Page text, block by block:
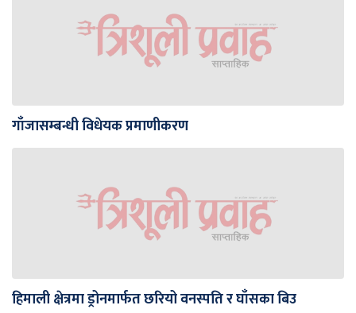
गाँजासम्बन्धी विधेयक प्रमाणीकरण
हिमाली क्षेत्रमा ड्रोनमार्फत छरियो वनस्पति र घाँसका बिउ